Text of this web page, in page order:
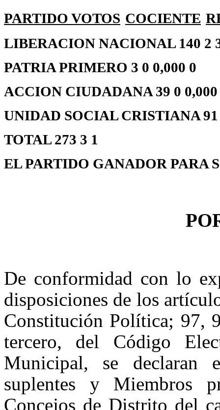
PARTIDO VOTOS COCIENTE
LIBERACION NACIONAL 140 2
PATRIA PRIMERO 3 0 0,000 0
ACCION CIUDADANA 39 0 0,000
UNIDAD SOCIAL CRISTIANA 91
TOTAL 273 3 1
EL PARTIDO GANADOR
De conformidad con lo
disposiciones de los
Constitución Política; 97,
tercero, del Código
Municipal, se declaran
suplentes y Miembros
Concejos de Distrito del